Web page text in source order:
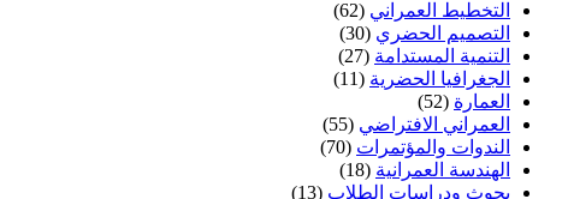
التخطيط العمراني (62)
التصميم الحضري (30)
التنمية المستدامة (27)
الجغرافيا الحضرية (11)
العمارة (52)
العمراني الافتراضي (55)
الندوات والمؤتمرات (70)
الهندسة العمرانية (18)
بحوث ودراسات الطلاب (13)